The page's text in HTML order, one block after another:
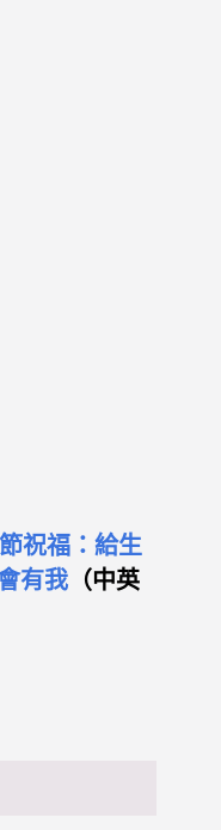
祝福：給生
有我 （中英